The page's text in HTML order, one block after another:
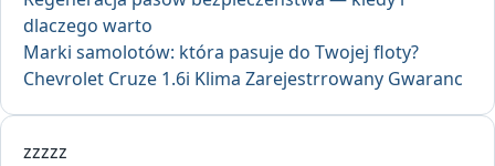
dlaczego warto
Marki samolotów: która pasuje do Twojej floty?
Chevrolet Cruze 1.6i Klima Zarejestrrowany Gwaranc
zzzzz